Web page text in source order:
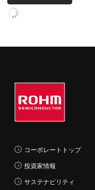
コーポレートトップ
投資家情報
サステナビリティ